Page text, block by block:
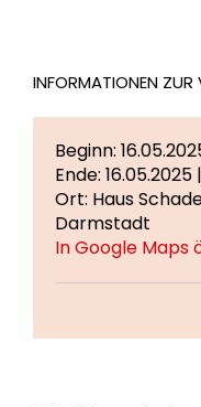
INFORMATIONEN ZUR
Beginn:
Ende:
Ort: Haus
Darmstadt
In Google Maps